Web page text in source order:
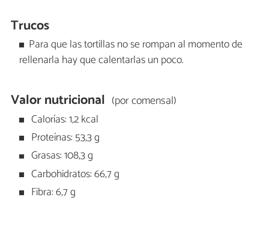
Trucos
Para que las tortillas no se rompan al momento de
rellenarla hay que calentarlas un poco.
Valor nutricional (por comensal)
Calorías: 1,2 kcal
Proteínas: 53,3 g
Grasas: 108,3 g
Carbohidratos: 66,7 g
Fibra: 6,7 g